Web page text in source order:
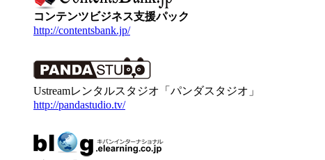
コンテンツビジネス支援パック
http://contentsbank.jp/
Ustreamレンタルスタジオ「パンダスタジオ」
http://pandastudio.tv/